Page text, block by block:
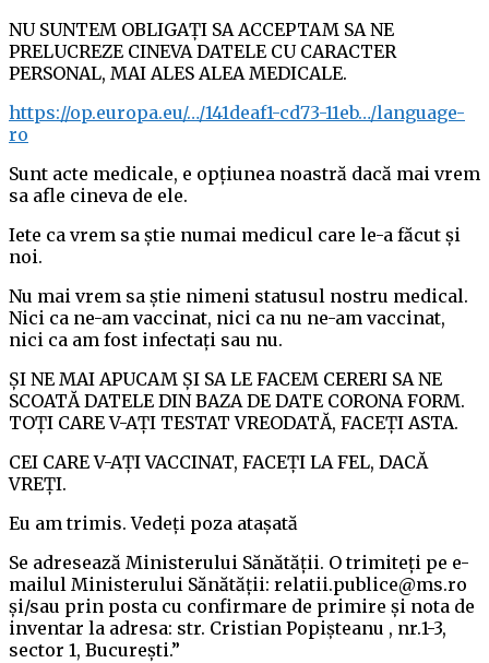
NU SUNTEM OBLIGAȚI SA ACCEPTAM SA NE
PRELUCREZE CINEVA DATELE CU CARACTER
PERSONAL, MAI ALES ALEA MEDICALE.
https://op.europa.eu/…/141deaf1-cd73-11eb…/language-
ro
Sunt acte medicale, e opțiunea noastră dacă mai vrem
sa afle cineva de ele.
Iete ca vrem sa știe numai medicul care le-a făcut și
noi.
Nu mai vrem sa știe nimeni statusul nostru medical.
Nici ca ne-am vaccinat, nici ca nu ne-am vaccinat,
nici ca am fost infectați sau nu.
ȘI NE MAI APUCAM ȘI SA LE FACEM CERERI SA NE
SCOATĂ DATELE DIN BAZA DE DATE CORONA FORM.
TOȚI CARE V-AȚI TESTAT VREODATĂ, FACEȚI ASTA.
CEI CARE V-AȚI VACCINAT, FACEȚI LA FEL, DACĂ
VREȚI.
Eu am trimis. Vedeți poza atașată
Se adresează Ministerului Sănătății. O trimiteți pe e-
mailul Ministerului Sănătății: relatii.publice@ms.ro
și/sau prin posta cu confirmare de primire și nota de
inventar la adresa: str. Cristian Popișteanu , nr.1-3,
sector 1, București.”